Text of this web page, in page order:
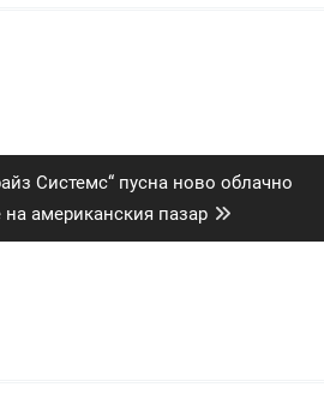
Системс“ пусна ново облачно
американския пазар